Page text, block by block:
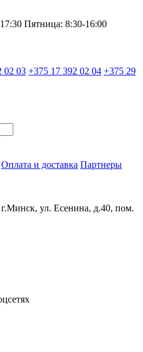
Пятница: 8:30-16:00
02 03 +375 17 392 02 04 +375 29
Оплата и доставка Партнеры
ул. Есенина, д.40, пом.